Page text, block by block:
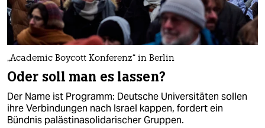
„Academic Boycott Konferenz“ in Berlin
Oder soll man es lassen?
Der Name ist Programm: Deutsche Universitäten sollen
ihre Verbindungen nach Israel kappen, fordert ein
Bündnis palästinasolidarischer Gruppen.